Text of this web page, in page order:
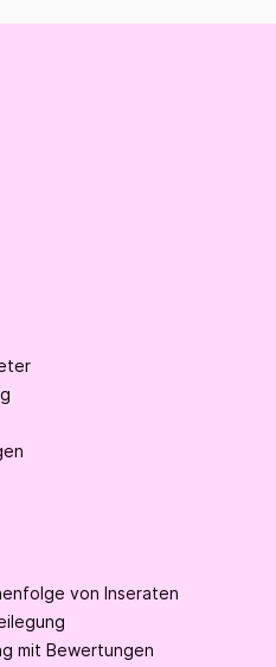
von Inseraten
mit Bewertungen